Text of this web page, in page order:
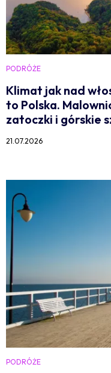
PODRÓŻE
Klimat jak nad
to Polska.
zatoczki i górskie
21.07.2026
PODRÓŻE